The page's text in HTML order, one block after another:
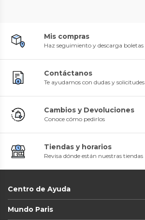
Mis compras
Haz seguimiento y descarga boletas
Contáctanos
Te ayudamos con dudas y solicitudes
Cambios y Devoluciones
Conoce cómo pedirlos
Tiendas y horarios
Revisa dónde están nuestras tiendas
Centro de Ayuda
Mundo Paris